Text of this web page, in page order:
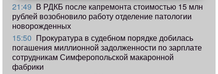
21:49 В РДКБ после капремонта стоимостью 15 млн
рублей возобновило работу отделение патологии
новорожденных
15:50 Прокуратура в судебном порядке добилась
погашения миллионной задолженности по зарплате
сотрудникам Симферопольской макаронной
фабрики